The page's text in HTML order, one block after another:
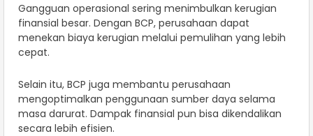
Gangguan operasional sering menimbulkan kerugian
finansial besar. Dengan BCP, perusahaan dapat
menekan biaya kerugian melalui pemulihan yang lebih
cepat.
Selain itu, BCP juga membantu perusahaan
mengoptimalkan penggunaan sumber daya selama
masa darurat. Dampak finansial pun bisa dikendalikan
secara lebih efisien.